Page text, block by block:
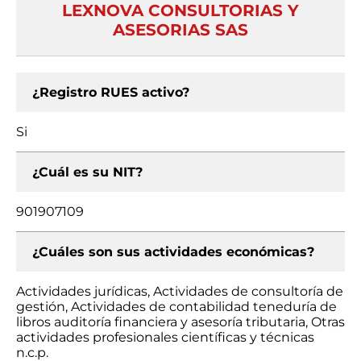
LEXNOVA CONSULTORIAS Y
ASESORIAS SAS
¿Registro RUES activo?
Si
¿Cuál es su NIT?
901907109
¿Cuáles son sus actividades económicas?
Actividades jurídicas, Actividades de consultoría de
gestión, Actividades de contabilidad teneduría de
libros auditoría financiera y asesoría tributaria, Otras
actividades profesionales científicas y técnicas
n.c.p.